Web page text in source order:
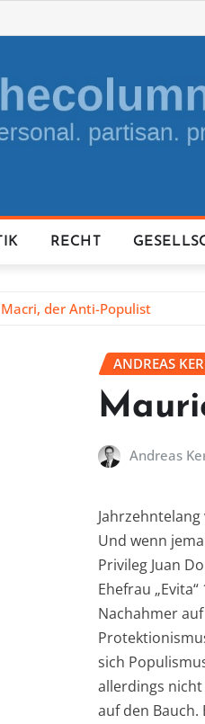
RECHT
der Anti-Populist
ANDREAS
Andreas
Und wenn
Privileg Juan
Ehefrau
Nachahmer
sich
allerdings
auf den Bauch.